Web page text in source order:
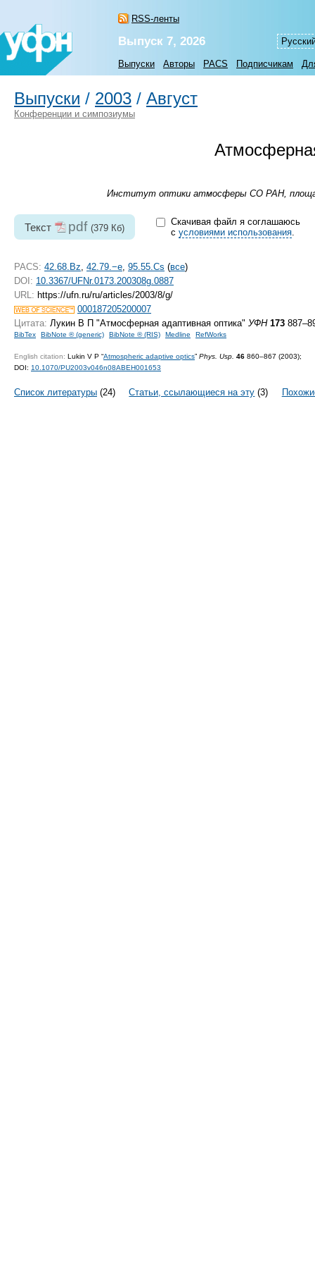
RSS-ленты
Выпуск 7, 2026
Выпуски Авторы PACS Подписчикам
Выпуски / 2003 / Август
Конференции и симпозиумы
Институт оптики атмосферы СО РАН,
Текст pdf (379 Кб)
Скачивая файл я соглашаюсь
с условиями использования.
PACS: 42.68.Bz, 42.79.−e, 95.55.Cs (все)
DOI: 10.3367/UFNr.0173.200308g.0887
URL: https://ufn.ru/ru/articles/2003/8/g/
000187205200007
Цитата: Лукин В П "Атмосферная адаптивная оптика" УФН 173
BibTex BibNote ® (generic) BibNote ® (RIS) Medline RefWorks
English citation: Lukin V P “Atmospheric adaptive optics” Phys. Usp. 46 860–867 (2003);
DOI: 10.1070/PU2003v046n08ABEH001653
Список литературы (24) Статьи, ссылающиеся на эту (3)